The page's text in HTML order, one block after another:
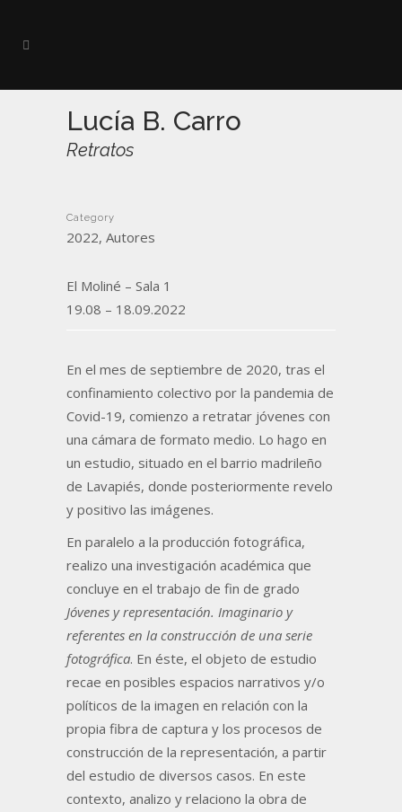
Lucía B. Carro
Retratos
Category
2022, Autores
El Moliné – Sala 1
19.08 – 18.09.2022
En el mes de septiembre de 2020, tras el
confinamiento colectivo por la pandemia de
Covid-19, comienzo a retratar jóvenes con
una cámara de formato medio. Lo hago en
un estudio, situado en el barrio madrileño
de Lavapiés, donde posteriormente revelo
y positivo las imágenes.
En paralelo a la producción fotográfica,
realizo una investigación académica que
concluye en el trabajo de fin de grado
Jóvenes y representación. Imaginario y
referentes en la construcción de una serie
fotográfica. En éste, el objeto de estudio
recae en posibles espacios narrativos y/o
políticos de la imagen en relación con la
propia fibra de captura y los procesos de
construcción de la representación, a partir
del estudio de diversos casos. En este
contexto, analizo y relaciono la obra de